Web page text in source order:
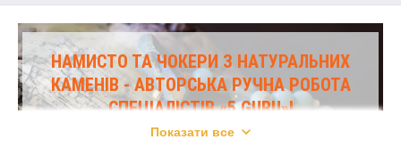
НАМИСТО ТА ЧОКЕРИ З НАТУРАЛЬНИХ
КАМЕНІВ - АВТОРСЬКА РУЧНА РОБОТА
СПЕЦІАЛІСТІВ «5 GURU»!
Пропонуємо стильні аксесуари, прикраси, які
Показати все